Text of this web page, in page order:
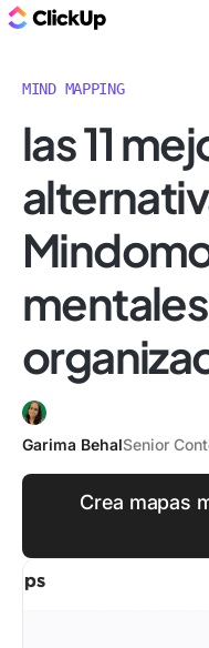
MIND MAPPING
las 11
Garima BehalSenior
Crea mapas